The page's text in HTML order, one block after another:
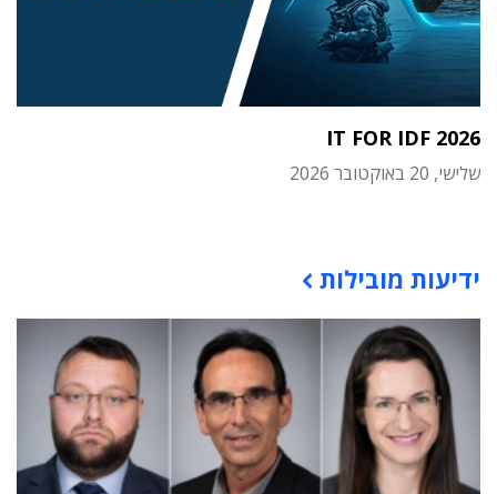
IT FOR IDF 2026
שלישי, 20 באוקטובר 2026
ידיעות מובילות